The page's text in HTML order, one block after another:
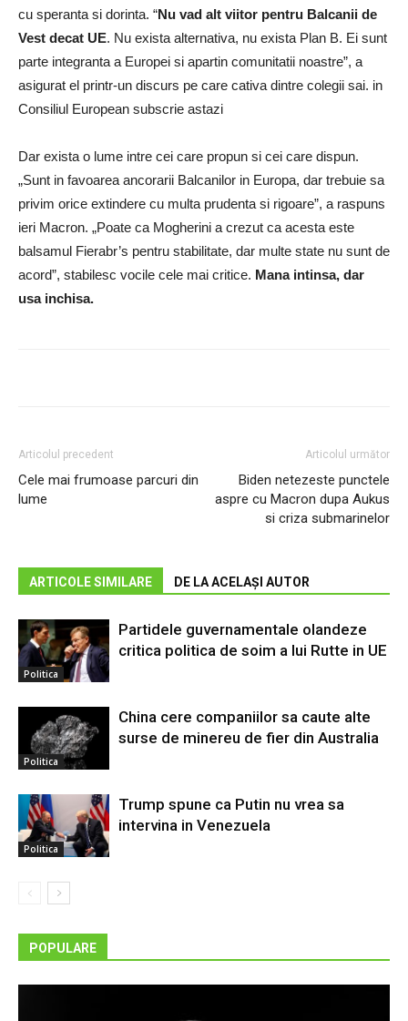
cu speranta si dorinta. “Nu vad alt viitor pentru Balcanii de
Vest decat UE. Nu exista alternativa, nu exista Plan B. Ei sunt
parte integranta a Europei si apartin comunitatii noastre”, a
asigurat el printr-un discurs pe care cativa dintre colegii sai. in
Consiliul European subscrie astazi
Dar exista o lume intre cei care propun si cei care dispun.
„Sunt in favoarea ancorarii Balcanilor in Europa, dar trebuie sa
privim orice extindere cu multa prudenta si rigoare”, a raspuns
ieri Macron. „Poate ca Mogherini a crezut ca acesta este
balsamul Fierabr’s pentru stabilitate, dar multe state nu sunt de
acord”, stabilesc vocile cele mai critice. Mana intinsa, dar
usa inchisa.
Articolul precedent
Cele mai frumoase parcuri din
lume
Articolul următor
Biden netezeste punctele
aspre cu Macron dupa Aukus
si criza submarinelor
ARTICOLE SIMILARE DE LA ACELAȘI AUTOR
Politica
Partidele guvernamentale olandeze
critica politica de soim a lui Rutte in UE
Politica
China cere companiilor sa caute alte
surse de minereu de fier din Australia
Politica
Trump spune ca Putin nu vrea sa
intervina in Venezuela
POPULARE